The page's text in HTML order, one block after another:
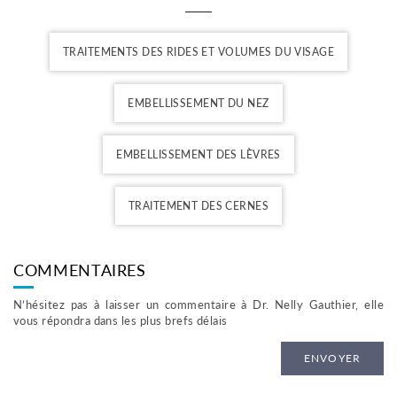
TRAITEMENTS DES RIDES ET VOLUMES DU VISAGE
EMBELLISSEMENT DU NEZ
EMBELLISSEMENT DES LÈVRES
TRAITEMENT DES CERNES
COMMENTAIRES
N’hésitez pas à laisser un commentaire à Dr. Nelly Gauthier, elle
vous répondra dans les plus brefs délais
ENVOYER